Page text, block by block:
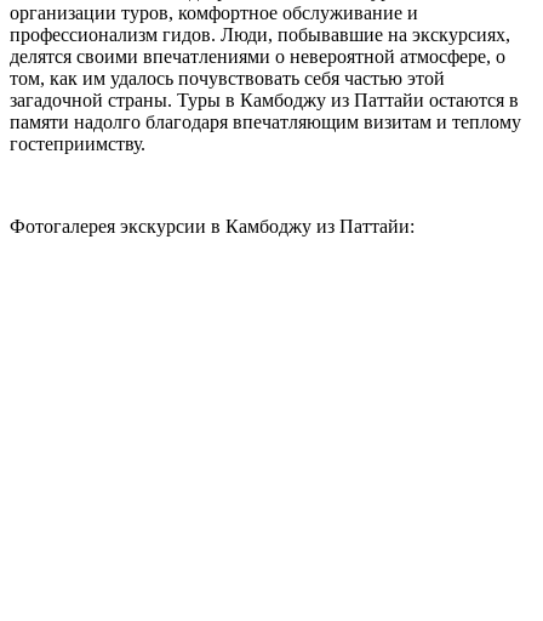
организации туров, комфортное обслуживание и
профессионализм гидов. Люди, побывавшие на экскурсиях,
делятся своими впечатлениями о невероятной атмосфере, о
том, как им удалось почувствовать себя частью этой
загадочной страны. Туры в Камбоджу из Паттайи остаются в
памяти надолго благодаря впечатляющим визитам и теплому
гостеприимству.
Фотогалерея экскурсии в Камбоджу из Паттайи: